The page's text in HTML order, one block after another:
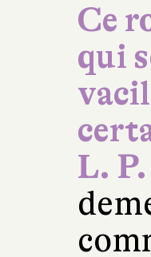
Ce
qui
L.